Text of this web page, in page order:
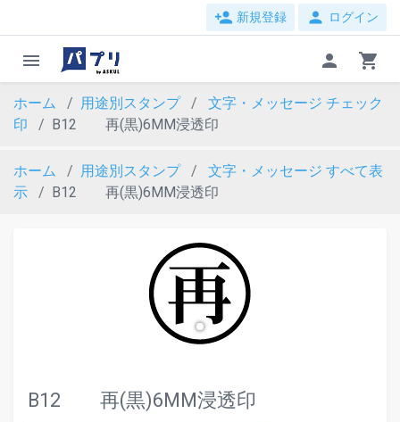
person_add 新規登録 person ログイン
menu person shopping_cart
ホーム 用途別スタンプ 文字・メッセージ チェック
印
B12 再(黒)6MM浸透印
ホーム 用途別スタンプ 文字・メッセージ すべて表
示
B12 再(黒)6MM浸透印
B12 再(黒)6MM浸透印